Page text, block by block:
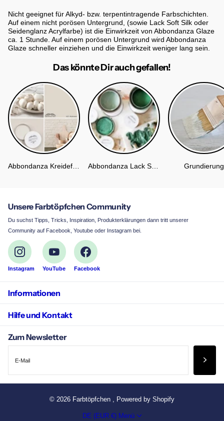
Nicht geeignet für Alkyd- bzw. terpentintragende Farbschichten.
Auf einem nicht porösen Untergrund, (sowie Lack Soft Silk oder
Seidenglanz Acrylfarbe) ist die Einwirkzeit von Abbondanza Glaze
ca. 1 Stunde. Auf einem porösen Untergrund wird Abbondanza
Glaze schneller einziehen und die Einwirkzeit weniger lang sein.
Das könnte Dir auch gefallen!
Grundierung
Informationen
Hilfe und Kontakt
Unsere Farbtöpfchen Community
Du suchst Tipps, Tricks, Inspiration, Produkterklärungen dann tritt unserer
Community auf Facebook, Youtube oder Instagram bei.
Instagram YouTube Facebook
Zum Newsletter
© 2026 Farbtöpfchen , Powered by Shopify
DE (EUR €) Menü